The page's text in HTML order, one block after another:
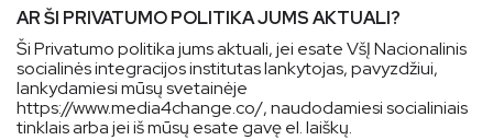
AR ŠI PRIVATUMO POLITIKA JUMS AKTUALI?
Ši Privatumo politika jums aktuali, jei esate VšĮ Nacionalinis
socialinės integracijos institutas lankytojas, pavyzdžiui,
lankydamiesi mūsų svetainėje
https://www.media4change.co/, naudodamiesi socialiniais
tinklais arba jei iš mūsų esate gavę el. laiškų.